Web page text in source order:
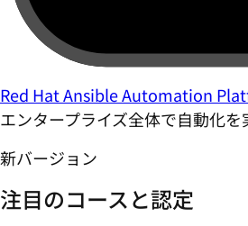
Red Hat Ansible Automation
エンタープライズ全体で自動化を
新バージョン
注目のコースと認定